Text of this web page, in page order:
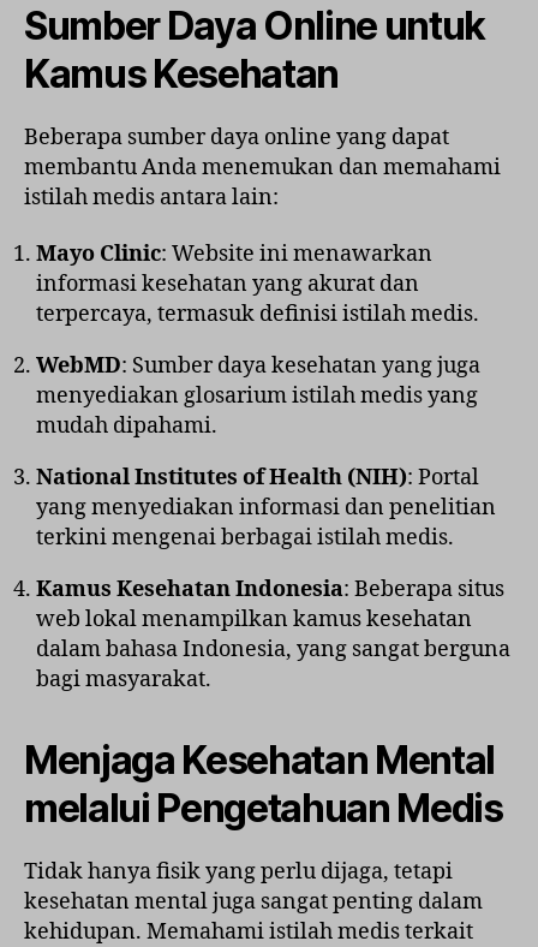
Sumber Daya Online untuk
Kamus Kesehatan
Beberapa sumber daya online yang dapat
membantu Anda menemukan dan memahami
istilah medis antara lain:
Mayo Clinic: Website ini menawarkan
informasi kesehatan yang akurat dan
terpercaya, termasuk definisi istilah medis.
WebMD: Sumber daya kesehatan yang juga
menyediakan glosarium istilah medis yang
mudah dipahami.
National Institutes of Health (NIH): Portal
yang menyediakan informasi dan penelitian
terkini mengenai berbagai istilah medis.
Kamus Kesehatan Indonesia: Beberapa situs
web lokal menampilkan kamus kesehatan
dalam bahasa Indonesia, yang sangat berguna
bagi masyarakat.
Menjaga Kesehatan Mental
melalui Pengetahuan Medis
Tidak hanya fisik yang perlu dijaga, tetapi
kesehatan mental juga sangat penting dalam
kehidupan. Memahami istilah medis terkait